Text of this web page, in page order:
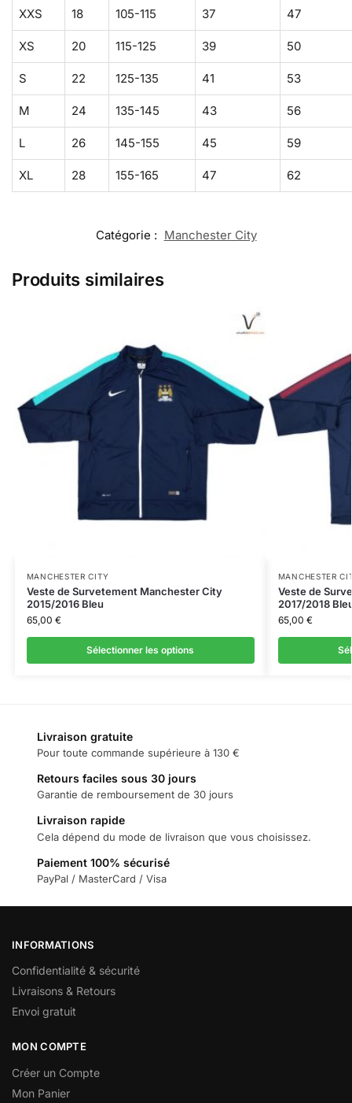
XXS 18 105-115 37 47
XS 20 115-125 39 50
S 22 125-135 41 53
M 24 135-145 43 56
L 26 145-155 45 59
XL 28 155-165 47 62
Catégorie : Manchester City
Produits similaires
MANCHESTER CITY
Veste de Survetement Manchester City
2015/2016 Bleu
65,00 €
Sélectionner les options
MANCHESTER
Veste de
2017/2018
65,00 €
Livraison gratuite
Pour toute commande supérieure à 130 €
Retours faciles sous 30 jours
Garantie de remboursement de 30 jours
Livraison rapide
Cela dépend du mode de livraison que vous choisissez.
Paiement 100% sécurisé
PayPal / MasterCard / Visa
INFORMATIONS
Confidentialité & sécurité
Livraisons & Retours
Envoi gratuit
MON COMPTE
Créer un Compte
Mon Panier